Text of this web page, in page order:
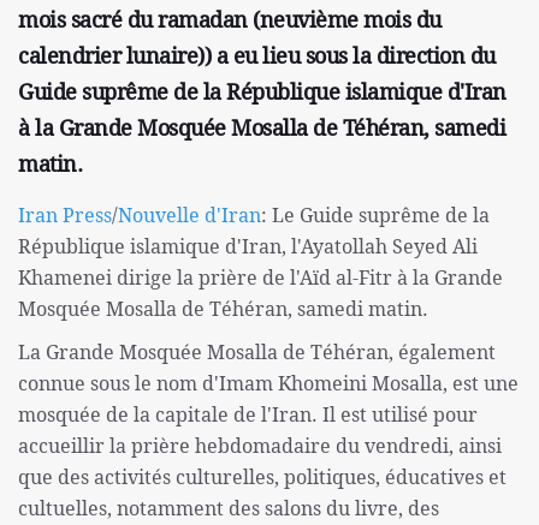
mois sacré du ramadan (neuvième mois du
calendrier lunaire)) a eu lieu sous la direction du
Guide suprême de la République islamique d'Iran
à la Grande Mosquée Mosalla de Téhéran, samedi
matin.
Iran Press/Nouvelle d'Iran: Le Guide suprême de la
République islamique d'Iran, l'Ayatollah Seyed Ali
Khamenei dirige la prière de l'Aïd al-Fitr à la Grande
Mosquée Mosalla de Téhéran, samedi matin.
La Grande Mosquée Mosalla de Téhéran, également
connue sous le nom d'Imam Khomeini Mosalla, est une
mosquée de la capitale de l'Iran. Il est utilisé pour
accueillir la prière hebdomadaire du vendredi, ainsi
que des activités culturelles, politiques, éducatives et
cultuelles, notamment des salons du livre, des